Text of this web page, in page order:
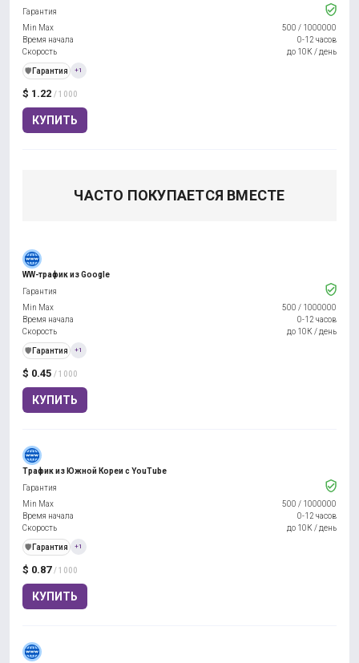
$ 1.22 / 1000
КУПИТЬ
Гарантия
Min Max
500 / 1000000
Время начала
0-12 часов
Скорость
до 10К / день
️🛡️ Гарантия +1
ЧАСТО ПОКУПАЕТСЯ ВМЕСТЕ
WW-трафик из Google
$ 0.45 / 1000
КУПИТЬ
Гарантия
Min Max
500 / 1000000
Время начала
0-12 часов
Скорость
до 10К / день
️🛡️ Гарантия +1
Трафик из Южной Кореи с YouTube
$ 0.87 / 1000
КУПИТЬ
Гарантия
Min Max
500 / 1000000
Время начала
0-12 часов
Скорость
до 10К / день
️🛡️ Гарантия +1